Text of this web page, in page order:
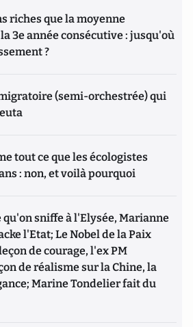
riches que la moyenne
3e année consécutive : jusqu'où
?
(semi-orchestrée) qui
tout ce que les écologistes
: non, et voilà pourquoi
qu'on sniffe à l'Elysée, Marianne
l'Etat; Le Nobel de la Paix
de courage, l'ex PM
de réalisme sur la Chine, la
Marine Tondelier fait du